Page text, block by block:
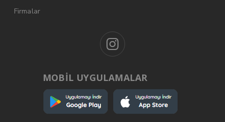
Firmalar
MOBİL UYGULAMALAR